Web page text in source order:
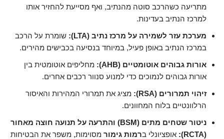
מתריעה כשהרכב סוטה מהנתיב, ואף מסייעת להחזיר אותו
למרכז הנתיב בעדינות.
מערכת עזר לשמירה על מרכז נתיב (LTA):
שומרת על הרכב
במרכז הנתיב באופן פעיל, במיוחד בנסיעה בכבישים מהירים.
אורות גבוהים אוטומטיים (AHB):
מחליפים אוטומטית בין
אורות גבוהים לנמוכים כדי למנוע סנוור רכבים אחרים.
זיהוי תמרורים (RSA):
מציג את תמרורי המהירות והאיסור
הרלוונטיים בלוח המחוונים.
ניטור שטחים מתים (BSM) והתרעה על תנועה חוצה מאחור
(RCTA):
אופציונלי ברמות גימור מסוימות, משפר את הבטיחות